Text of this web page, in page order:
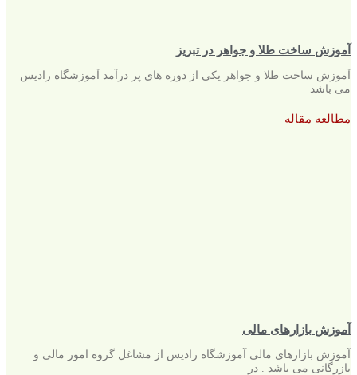
آموزش ساخت طلا و جواهر در تبریز
آموزش ساخت طلا و جواهر یکی از دوره های پر درآمد آموزشگاه رادیس
می باشد
مطالعه مقاله
آموزش بازارهای مالی
آموزش بازارهای مالی آموزشگاه رادیس از مشاغل گروه امور مالی و
بازرگانی می باشد . در